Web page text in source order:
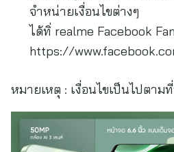
จำหน่ายเงื่อนไขต่างๆ
ได้ทิ่ realme Facebook
https://
หมายเหตุ : เงื่อนไขเป็นไปตา